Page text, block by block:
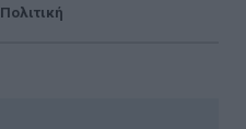
Πολιτική